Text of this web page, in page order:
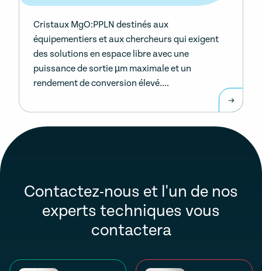
Cristaux MgO:PPLN destinés aux
équipementiers et aux chercheurs qui exigent
des solutions en espace libre avec une
puissance de sortie µm maximale et un
rendement de conversion élevé....
Contactez-nous et l'un de nos
experts techniques vous
contactera